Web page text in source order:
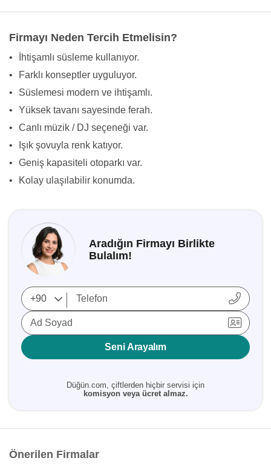
Firmayı Neden Tercih Etmelisin?
•
İhtişamlı süsleme kullanıyor.
•
Farklı konseptler uyguluyor.
•
Süslemesi modern ve ihtişamlı.
•
Yüksek tavanı sayesinde ferah.
•
Canlı müzik / DJ seçeneği var.
•
Işık şovuyla renk katıyor.
•
Geniş kapasiteli otoparkı var.
•
Kolay ulaşılabilir konumda.
Aradığın Firmayı Birlikte
Bulalım!
Ad Soyad
Seni Arayalım
Düğün.com, çiftlerden hiçbir servisi için
komisyon veya ücret almaz.
Önerilen Firmalar